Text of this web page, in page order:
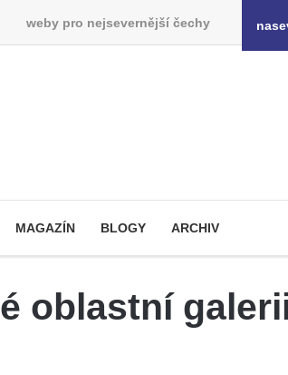
weby pro nejsevernější čechy
MAGAZÍN BLOGY ARCHIV
oblastní